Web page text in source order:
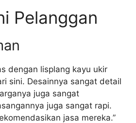
Pelanggan
dengan lisplang kayu ukir
sini. Desainnya sangat detail
juga sangat
juga sangat rapi.
jasa mereka.”